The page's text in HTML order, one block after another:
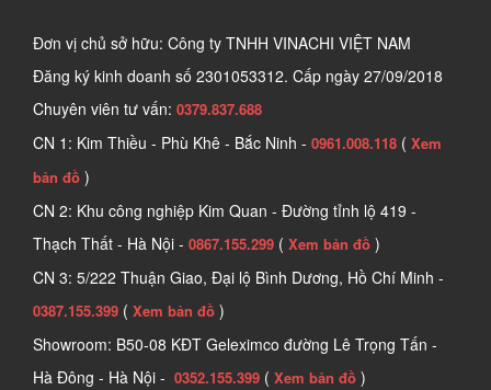
Đơn vị chủ sở hữu: Công ty TNHH VINACHI VIỆT NAM
Đăng ký kinh doanh số 2301053312. Cấp ngày 27/09/2018
Chuyên viên tư vấn: 0379.837.688
CN 1: Kim Thiều - Phù Khê - Bắc Ninh - 0961.008.118 ( Xem
bản đồ )
CN 2: Khu công nghiệp Kim Quan - Đường tỉnh lộ 419 -
Thạch Thất - Hà Nội - 0867.155.299 ( Xem bản đồ )
CN 3: 5/222 Thuận Giao, Đại lộ Bình Dương, Hồ Chí Minh -
0387.155.399 ( Xem bản đồ )
Showroom: B50-08 KĐT Geleximco đường Lê Trọng Tấn -
Hà Đông - Hà Nội - 0352.155.399 ( Xem bản đồ )